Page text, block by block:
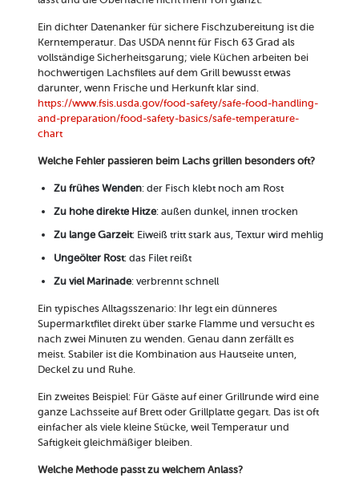
Ein dichter Datenanker für sichere Fischzubereitung ist die
Kerntemperatur. Das USDA nennt für Fisch 63 Grad als
vollständige Sicherheitsgarung; viele Küchen arbeiten bei
hochwertigen Lachsfilets auf dem Grill bewusst etwas
darunter, wenn Frische und Herkunft klar sind.
https://www.fsis.usda.gov/food-safety/safe-food-handling-
and-preparation/food-safety-basics/safe-temperature-
chart
Welche Fehler passieren beim Lachs grillen besonders oft?
Zu frühes Wenden: der Fisch klebt noch am Rost
Zu hohe direkte Hitze: außen dunkel, innen trocken
Zu lange Garzeit: Eiweiß tritt stark aus, Textur wird mehlig
Ungeölter Rost: das Filet reißt
Zu viel Marinade: verbrennt schnell
Ein typisches Alltagsszenario: Ihr legt ein dünneres
Supermarktfilet direkt über starke Flamme und versucht es
nach zwei Minuten zu wenden. Genau dann zerfällt es
meist. Stabiler ist die Kombination aus Hautseite unten,
Deckel zu und Ruhe.
Ein zweites Beispiel: Für Gäste auf einer Grillrunde wird eine
ganze Lachsseite auf Brett oder Grillplatte gegart. Das ist oft
einfacher als viele kleine Stücke, weil Temperatur und
Saftigkeit gleichmäßiger bleiben.
Welche Methode passt zu welchem Anlass?